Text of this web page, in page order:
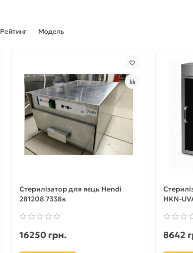
Рейтинг Модель
Стерилізатор для яєць Hendi
281208 7338к
16250 грн.
HKN-
8642